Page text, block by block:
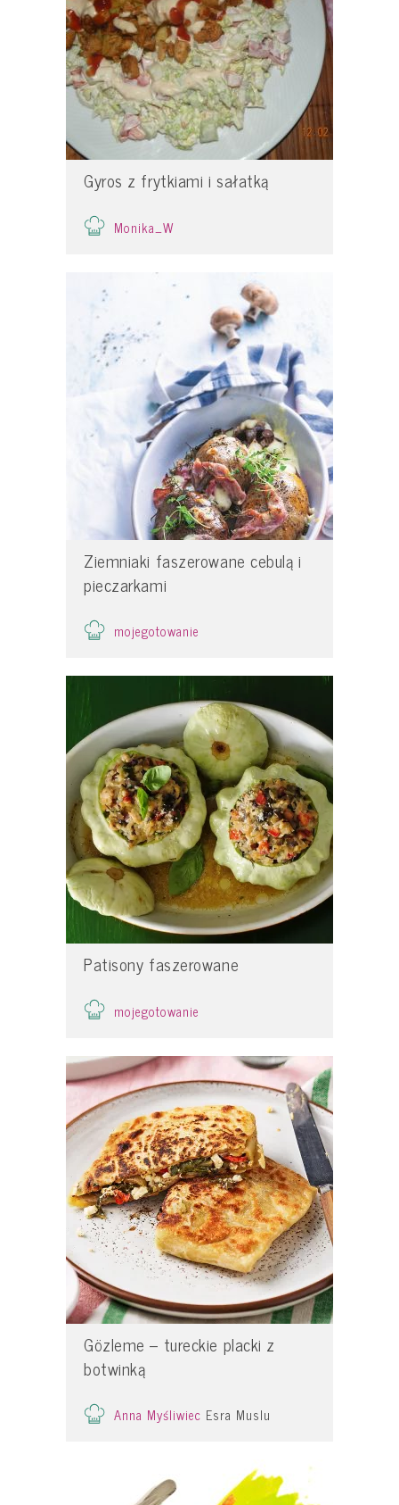
Gyros z frytkiami i sałatką
Monika_W
Ziemniaki faszerowane cebulą i
pieczarkami
mojegotowanie
Patisony faszerowane
mojegotowanie
Gözleme – tureckie placki z
botwinką
Anna Myśliwiec Esra Muslu